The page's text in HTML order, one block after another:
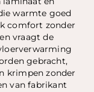
warmte goed
comfort zonder
vraagt de
gebracht,
krimpen zonder
van fabrikant